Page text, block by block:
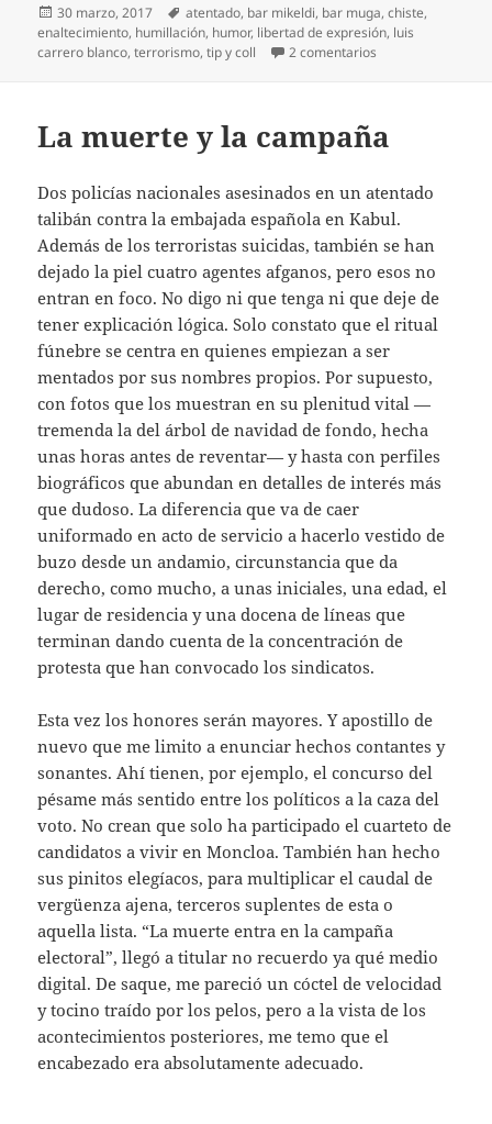
Publicado
el
30 marzo, 2017 Etiquetas
atentado, bar mikeldi, bar muga,chiste,
enaltecimiento, humillación, humor, libertad de expresión, luis
carrero blanco,terrorismo,tip y coll 2 comentarios
La muerte y la campaña
Dos policías nacionales asesinados en un atentado
talibán contra la embajada española en Kabul.
Además de los terroristas suicidas, también se han
dejado la piel cuatro agentes afganos, pero esos no
entran en foco. No digo ni que tenga ni que deje de
tener explicación lógica. Solo constato que el ritual
fúnebre se centra en quienes empiezan a ser
mentados por sus nombres propios. Por supuesto,
con fotos que los muestran en su plenitud vital —
tremenda la del árbol de navidad de fondo, hecha
unas horas antes de reventar— y hasta con perfiles
biográficos que abundan en detalles de interés más
que dudoso. La diferencia que va de caer
uniformado en acto de servicio a hacerlo vestido de
buzo desde un andamio, circunstancia que da
derecho, como mucho, a unas iniciales, una edad, el
lugar de residencia y una docena de líneas que
terminan dando cuenta de la concentración de
protesta que han convocado los sindicatos.
Esta vez los honores serán mayores. Y apostillo de
nuevo que me limito a enunciar hechos contantes y
sonantes. Ahí tienen, por ejemplo, el concurso del
pésame más sentido entre los políticos a la caza del
voto. No crean que solo ha participado el cuarteto de
candidatos a vivir en Moncloa. También han hecho
sus pinitos elegíacos, para multiplicar el caudal de
vergüenza ajena, terceros suplentes de esta o
aquella lista. “La muerte entra en la campaña
electoral”, llegó a titular no recuerdo ya qué medio
digital. De saque, me pareció un cóctel de velocidad
y tocino traído por los pelos, pero a la vista de los
acontecimientos posteriores, me temo que el
encabezado era absolutamente adecuado.